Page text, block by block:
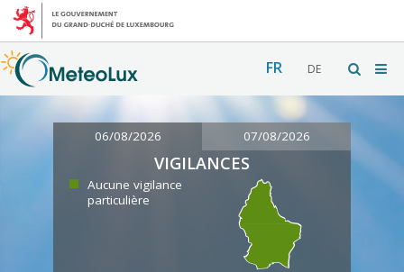
FR DE
06/08/2026 07/08/2026
VIGILANCES
Aucune vigilance
particulière